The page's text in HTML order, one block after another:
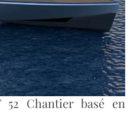
52 Chantier basé en